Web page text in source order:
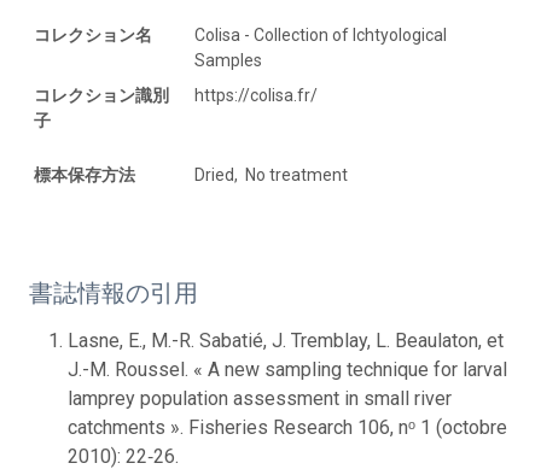
コレクション名
Colisa - Collection of Ichtyological
Samples
コレクション識別
子
https://colisa.fr/
標本保存方法 Dried, No treatment
書誌情報の引用
Lasne, E., M.-R. Sabatié, J. Tremblay, L. Beaulaton, et
J.-M. Roussel. « A new sampling technique for larval
lamprey population assessment in small river
catchments ». Fisheries Research 106, nᵒ 1 (octobre
2010): 22‑26.